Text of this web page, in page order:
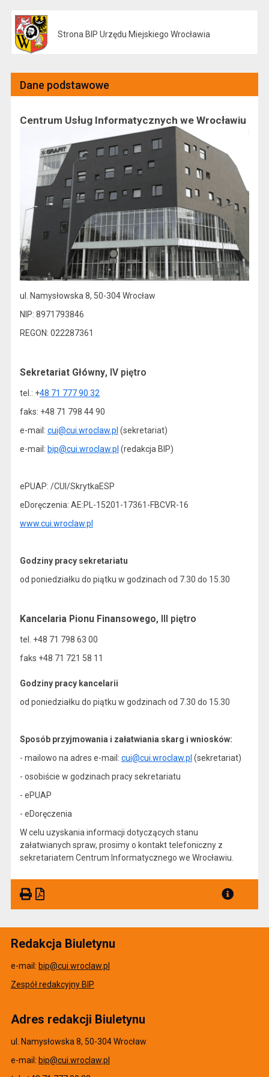
Strona BIP Urzędu Miejskiego Wrocławia
Dane podstawowe
Centrum Usług Informatycznych we Wrocławiu
ul. Namysłowska 8, 50-304 Wrocław
NIP: 8971793846
REGON: 022287361
Sekretariat Główny, IV piętro
tel.: +48 71 777 90 32
faks: +48 71 798 44 90
e-mail: cui@cui.wroclaw.pl (sekretariat)
e-mail: bip@cui.wroclaw.pl (redakcja BIP)
ePUAP: /CUI/SkrytkaESP
eDoręczenia: AE:PL-15201-17361-FBCVR-16
www.cui.wroclaw.pl
Godziny pracy sekretariatu
od poniedziałku do piątku w godzinach od 7.30 do 15.30
Kancelaria Pionu Finansowego, III piętro
tel. +48 71 798 63 00
faks +48 71 721 58 11
Godziny pracy kancelarii
od poniedziałku do piątku w godzinach od 7.30 do 15.30
Sposób przyjmowania i załatwiania skarg i wniosków:
- mailowo na adres e-mail: cui@cui.wroclaw.pl (sekretariat)
- osobiście w godzinach pracy sekretariatu
- ePUAP
- eDoręczenia
W celu uzyskania informacji dotyczących stanu
załatwianych spraw, prosimy o kontakt telefoniczny z
sekretariatem Centrum Informatycznego we Wrocławiu.
Redakcja Biuletynu
e-mail: bip@cui.wroclaw.pl
Zespół redakcyjny BIP
Adres redakcji Biuletynu
ul. Namysłowska 8, 50-304 Wrocław
e-mail: bip@cui.wroclaw.pl